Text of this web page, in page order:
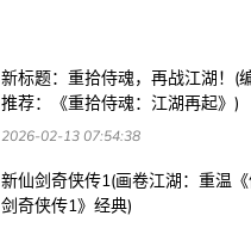
新标题：重拾侍魂，再战江湖！(
推荐：《重拾侍魂：江湖再起》)
2026-02-13 07:54:38
新仙剑奇侠传1(画卷江湖：重温
剑奇侠传1》经典)